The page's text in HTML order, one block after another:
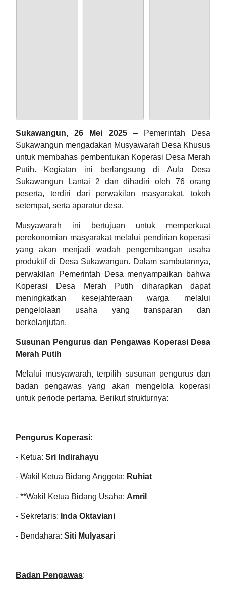
Sukawangun, 26 Mei 2025– Pemerintah Desa
Sukawangun mengadakan Musyawarah Desa Khusus
untuk membahas pembentukan Koperasi Desa Merah
Putih. Kegiatan ini berlangsung di Aula Desa
Sukawangun Lantai 2 dan dihadiri oleh 76 orang
peserta, terdiri dari perwakilan masyarakat, tokoh
setempat, serta aparatur desa.
Musyawarah ini bertujuan untuk memperkuat
perekonomian masyarakat melalui pendirian koperasi
yang akan menjadi wadah pengembangan usaha
produktif di Desa Sukawangun. Dalam sambutannya,
perwakilan Pemerintah Desa menyampaikan bahwa
Koperasi Desa Merah Putih diharapkan dapat
meningkatkan kesejahteraan warga melalui
pengelolaan usaha yang transparan dan
berkelanjutan.
Susunan Pengurus dan Pengawas Koperasi Desa
Merah Putih
Melalui musyawarah, terpilih susunan pengurus dan
badan pengawas yang akan mengelola koperasi
untuk periode pertama. Berikut strukturnya:
Pengurus Koperasi:
- Ketua: Sri Indirahayu
- Wakil Ketua Bidang Anggota: Ruhiat
- **Wakil Ketua Bidang Usaha: Amril
- Sekretaris: Inda Oktaviani
- Bendahara: Siti Mulyasari
Badan Pengawas: